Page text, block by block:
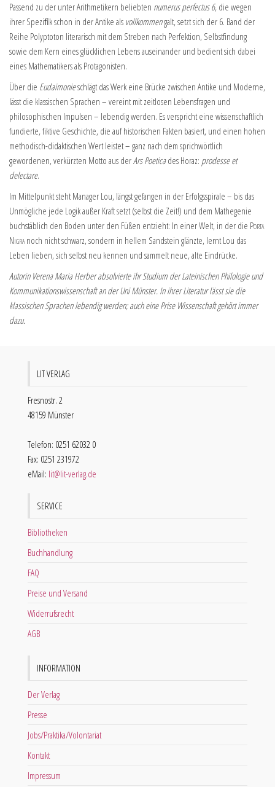
Passend zu der unter Arithmetikern beliebten numerus perfectus 6, die wegen
ihrer Speziﬁk schon in der Antike als vollkommengalt, setzt sich der 6. Band der
Reihe Polyptoton literarisch mit dem Streben nach Perfektion, Selbstfindung
sowie dem Kern eines glücklichen Lebens auseinander und bedient sich dabei
eines Mathematikers als Protagonisten.
Über die Eudaimonieschlägt das Werk eine Brücke zwischen Antike und Moderne,
lässt die klassischen Sprachen – vereint mit zeitlosen Lebensfragen und
philosophischen Impulsen – lebendig werden. Es verspricht eine wissenschaftlich
fundierte, fiktive Geschichte, die auf historischen Fakten basiert, und einen hohen
methodisch-didaktischen Wert leistet – ganz nach dem sprichwörtlich
gewordenen, verkürzten Motto aus derArs Poeticades Horaz: prodesse et
delectare.
Im Mittelpunkt steht Manager Lou, längst gefangen in der Erfolgsspirale – bis das
Unmögliche jede Logik außer Kraft setzt (selbst die Zeit!) und dem Mathegenie
buchstäblich den Boden unter den Füßen entzieht: In einer Welt, in der die Porta
Nigranoch nicht schwarz, sondern in hellem Sandstein glänzte, lernt Lou das
Leben lieben, sich selbst neu kennen und sammelt neue, alte Eindrücke.
Autorin Verena Maria Herber absolvierte ihr Studium der Lateinischen Philologie und
Kommunikationswissenschaft an der Uni Münster. In ihrer Literatur lässt sie die
klassischen Sprachen lebendig werden; auch eine Prise Wissenschaft gehört immer
dazu.
LIT VERLAG
Fresnostr. 2
48159 Münster
Telefon: 0251 62032 0
Fax: 0251 231972
eMail: lit@lit-verlag.de
SERVICE
Bibliotheken
Buchhandlung
FAQ
Preise und Versand
Widerrufsrecht
AGB
INFORMATION
Der Verlag
Presse
Jobs/Praktika/Volontariat
Kontakt
Impressum